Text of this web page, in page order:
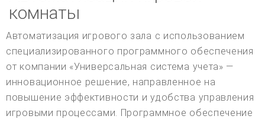
комнаты
Автоматизация игрового зала с использованием
специализированного программного обеспечения
от компании «Универсальная система учета» —
инновационное решение, направленное на
повышение эффективности и удобства управления
игровыми процессами. Программное обеспечение